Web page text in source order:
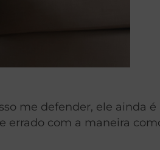
me defender, ele ainda é
errado com a maneira